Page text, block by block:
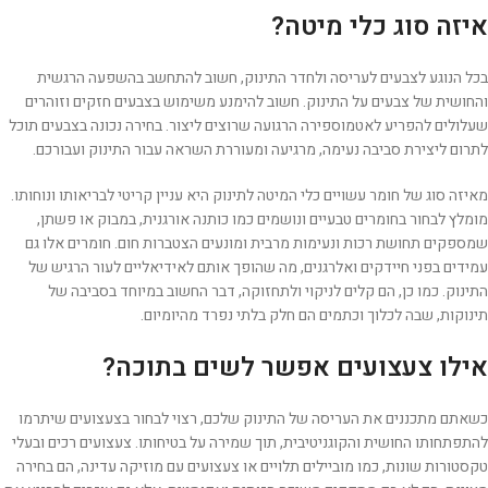
איזה סוג כלי מיטה?
בכל הנוגע לצבעים לעריסה ולחדר התינוק, חשוב להתחשב בהשפעה הרגשית
והחושית של צבעים על התינוק. חשוב להימנע משימוש בצבעים חזקים וזוהרים
שעלולים להפריע לאטמוספירה הרגועה שרוצים ליצור. בחירה נכונה בצבעים תוכל
לתרום ליצירת סביבה נעימה, מרגיעה ומעוררת השראה עבור התינוק ועבורכם.
מאיזה סוג של חומר עשויים כלי המיטה לתינוק היא עניין קריטי לבריאותו ונוחותו.
מומלץ לבחור בחומרים טבעיים ונושמים כמו כותנה אורגנית, במבוק או פשתן,
שמספקים תחושת רכות ונעימות מרבית ומונעים הצטברות חום. חומרים אלו גם
עמידים בפני חיידקים ואלרגנים, מה שהופך אותם לאידיאליים לעור הרגיש של
התינוק. כמו כן, הם קלים לניקוי ולתחזוקה, דבר החשוב במיוחד בסביבה של
תינוקות, שבה לכלוך וכתמים הם חלק בלתי נפרד מהיומיום.
אילו צעצועים אפשר לשים בתוכה?
כשאתם מתכננים את העריסה של התינוק שלכם, רצוי לבחור בצעצועים שיתרמו
להתפתחותו החושית והקוגניטיבית, תוך שמירה על בטיחותו. צעצועים רכים ובעלי
טקסטורות שונות, כמו מוביילים תלויים או צעצועים עם מוזיקה עדינה, הם בחירה